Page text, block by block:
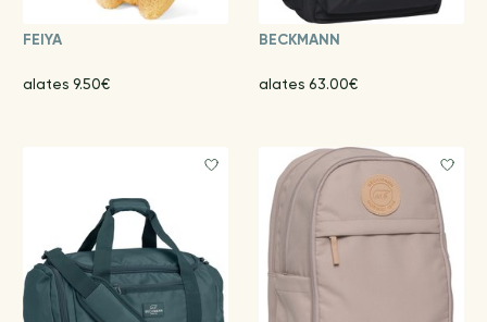
FEIYA
alates 9.50€
BECKMANN
alates 63.00€